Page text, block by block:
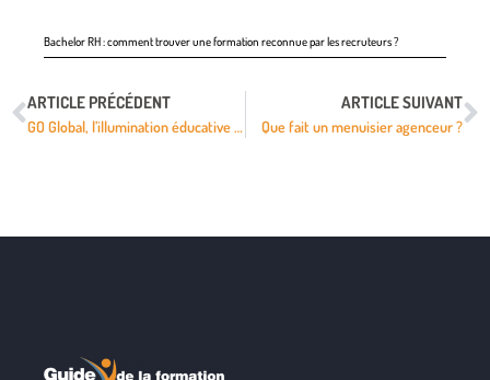
Bachelor RH : comment trouver une formation reconnue par les recruteurs ?
ARTICLE PRÉCÉDENT
GO Global, l’illumination éducative sans arnaques
ARTICLE SUIVANT
Que fait un menuisier agenceur ?